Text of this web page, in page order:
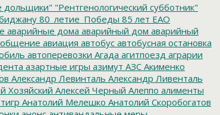
дольщики" "Рентгенологический субботник"
80_летие_Победы 85 лет ЕАО
аварийные дома аварийный дом аварийный
авиация автобус автобусная остановка
автоперевозки Агада агитпоезд аграрии
азартные игры азимут АЗС Акименко
Александр Левинталь Александр Ливенталь
Хозяйский Алексей Черный Алеппо алименты
Анатолий Мелешко Анатолий Скоробогатов